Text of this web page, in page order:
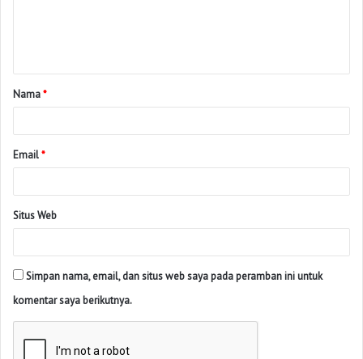
Nama*
Email*
Situs Web
Simpan nama, email, dan situs web saya pada peramban ini untuk
komentar saya berikutnya.